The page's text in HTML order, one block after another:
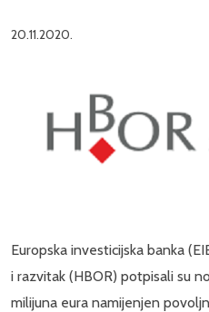
20.11.2020.
Europska investicijska banka
i razvitak (HBOR) potpisali su
milijuna eura namijenjen